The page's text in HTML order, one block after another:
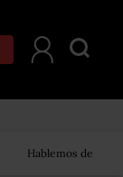
Hablemos de